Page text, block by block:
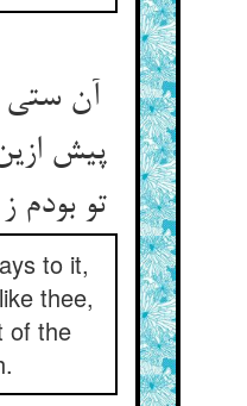
آن ستی
پیش
تو بودم
to it,
thee,
of the